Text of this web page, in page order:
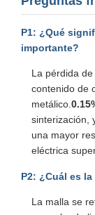
P1: ¿Qué
importante?
La pérdida
contenido de
metálico.
sinterización,
una mayor
eléctrica
P2: ¿Cuál es
La malla se